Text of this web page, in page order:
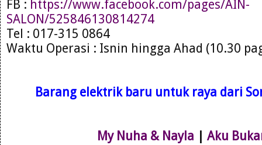
FB : https://www.facebook.com/pages/AIN-
SALON/525846130814274
Tel : 017-315 0864
Waktu Operasi : Isnin hingga Ahad (10.30
Barang elektrik baru untuk raya dari
My Nuha & Nayla | Aku